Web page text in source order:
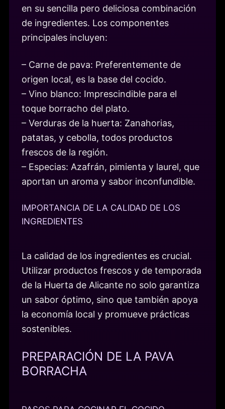
en su sencilla pero deliciosa combinación
de ingredientes. Los componentes
principales incluyen:
– Carne de pava: Preferentemente de
origen local, es la base del cocido.
– Vino blanco: Imprescindible para el
toque borracho del plato.
– Verduras de la huerta: Zanahorias,
patatas, y cebolla, todos productos
frescos de la región.
– Especias: Azafrán, pimienta y laurel, que
aportan un aroma y sabor inconfundible.
IMPORTANCIA DE LA CALIDAD DE LOS
INGREDIENTES
La calidad de los ingredientes es crucial.
Utilizar productos frescos y de temporada
de la Huerta de Alicante no solo garantiza
un sabor óptimo, sino que también apoya
la economía local y promueve prácticas
sostenibles.
PREPARACIÓN DE LA PAVA
BORRACHA